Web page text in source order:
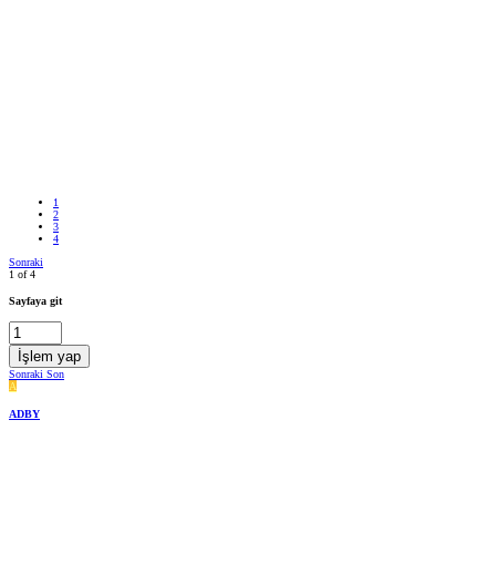
1
2
3
4
Sonraki
1 of 4
Sayfaya git
İşlem yap
Sonraki Son
A
ADBY